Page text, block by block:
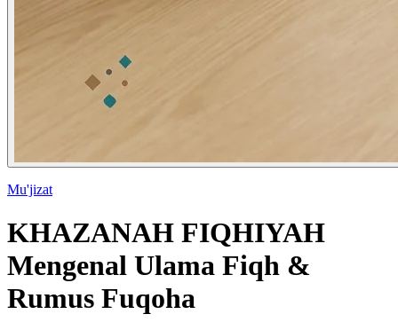
Mu'jizat
KHAZANAH FIQHIYAH
Mengenal Ulama Fiqh &
Rumus Fuqoha